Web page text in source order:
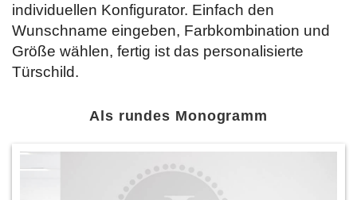
individuellen Konfigurator. Einfach den
Wunschname eingeben, Farbkombination und
Größe wählen, fertig ist das personalisierte
Türschild.
Als rundes Monogramm